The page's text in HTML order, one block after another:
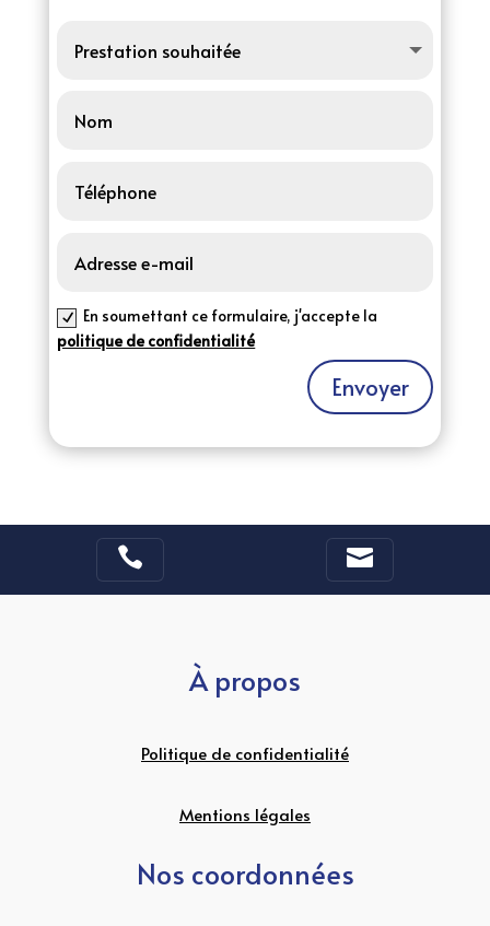
En soumettant ce formulaire, j'accepte la
politique de confidentialité
Envoyer
 
À propos
Politique de confidentialité
Mentions légales
Nos coordonnées